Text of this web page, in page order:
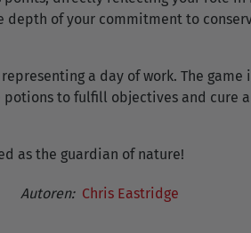
of your commitment to
a day of work. The
to fulfill objectives and cure
as the guardian of nature!
Autoren: Chris Eastridge